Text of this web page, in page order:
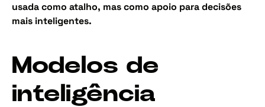
usada como atalho, mas como apoio para decisões
mais inteligentes.
Modelos de
inteligência